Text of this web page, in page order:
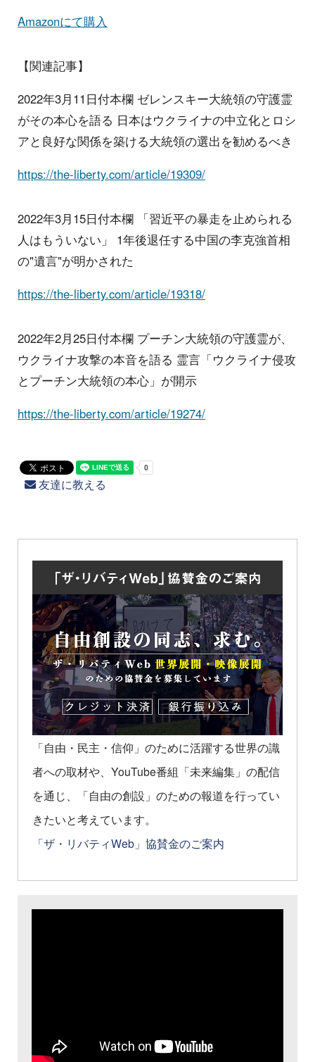
Amazonにて購入
【関連記事】
2022年3月11日付本欄 ゼレンスキー大統領の守護霊
がその本心を語る 日本はウクライナの中立化とロシ
アと良好な関係を築ける大統領の選出を勧めるべき
https://the-liberty.com/article/19309/
2022年3月15日付本欄 「習近平の暴走を止められる
人はもういない」 1年後退任する中国の李克強首相
の"遺言"が明かされた
https://the-liberty.com/article/19318/
2022年2月25日付本欄 プーチン大統領の守護霊が、
ウクライナ攻撃の本音を語る 霊言「ウクライナ侵攻
とプーチン大統領の本心」が開示
https://the-liberty.com/article/19274/
友達に教える
「自由・民主・信仰」のために活躍する世界の識
者への取材や、YouTube番組「未来編集」の配信
を通じ、「自由の創設」のための報道を行ってい
きたいと考えています。
「ザ・リバティWeb」協賛金のご案内